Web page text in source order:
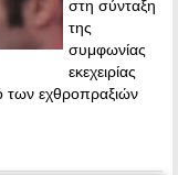
στη σύνταξη
της
συμφωνίας
εκεχειρίας
των εχθροπραξιών